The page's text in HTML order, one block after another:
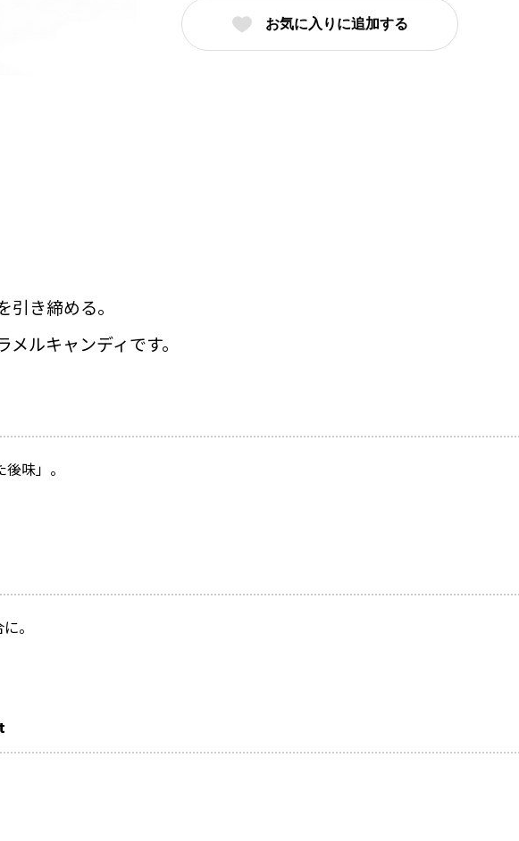
キ
ャ
お気に入りに追加する
き締める。
ルキャンディです。
味」。
。